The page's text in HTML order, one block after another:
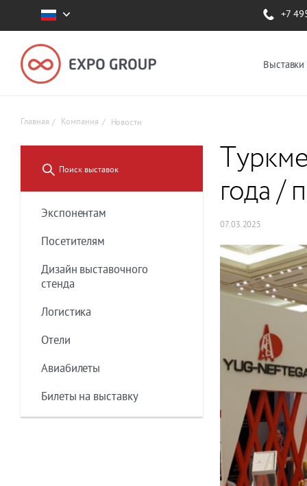
+7
Главная Компания Новости
Экспонентам
Посетителям
Дизайн выставочного
стенда
Логистика
Отели
Авиабилеты
Билеты на выставку
года /
07.03.2025